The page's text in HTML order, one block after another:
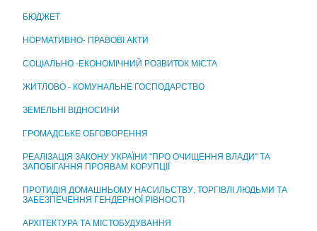
КОМУНАЛЬНІ ПІДПРИЄМСТВА, УСТАНОВИ ТА ЗАКЛАДИ
МІСЬКА ВИБОРЧА КОМІСІЯ
ЦЕНТР НАДАННЯ АДМІНІСТРАТИВНИХ ПОСЛУГ
БЮДЖЕТ
НОРМАТИВНО- ПРАВОВІ АКТИ
СОЦІАЛЬНО -ЕКОНОМІЧНИЙ РОЗВИТОК МІСТА
ЖИТЛОВО - КОМУНАЛЬНЕ ГОСПОДАРСТВО
ЗЕМЕЛЬНІ ВІДНОСИНИ
ГРОМАДСЬКЕ ОБГОВОРЕННЯ
РЕАЛІЗАЦІЯ ЗАКОНУ УКРАЇНИ "ПРО ОЧИЩЕННЯ ВЛАДИ" ТА
ЗАПОБІГАННЯ ПРОЯВАМ КОРУПЦІЇ
ПРОТИДІЯ ДОМАШНЬОМУ НАСИЛЬСТВУ, ТОРГІВЛІ ЛЮДЬМИ ТА
ЗАБЕЗПЕЧЕННЯ ГЕНДЕРНОЇ РІВНОСТІ
АРХІТЕКТУРА ТА МІСТОБУДУВАННЯ